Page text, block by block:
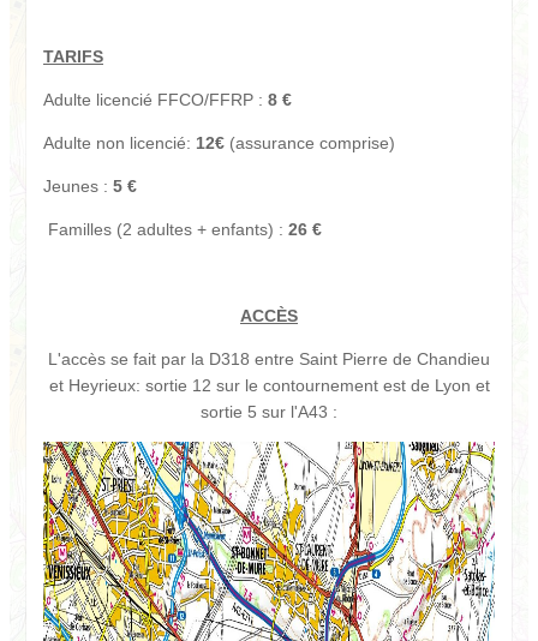
TARIFS
Adulte licencié FFCO/FFRP : 8 €
Adulte non licencié: 12€ (assurance comprise)
Jeunes : 5 €
Familles (2 adultes + enfants) : 26 €
ACCÈS
L'accès se fait par la D318 entre Saint Pierre de Chandieu
et Heyrieux: sortie 12 sur le contournement est de Lyon et
sortie 5 sur l'A43 :